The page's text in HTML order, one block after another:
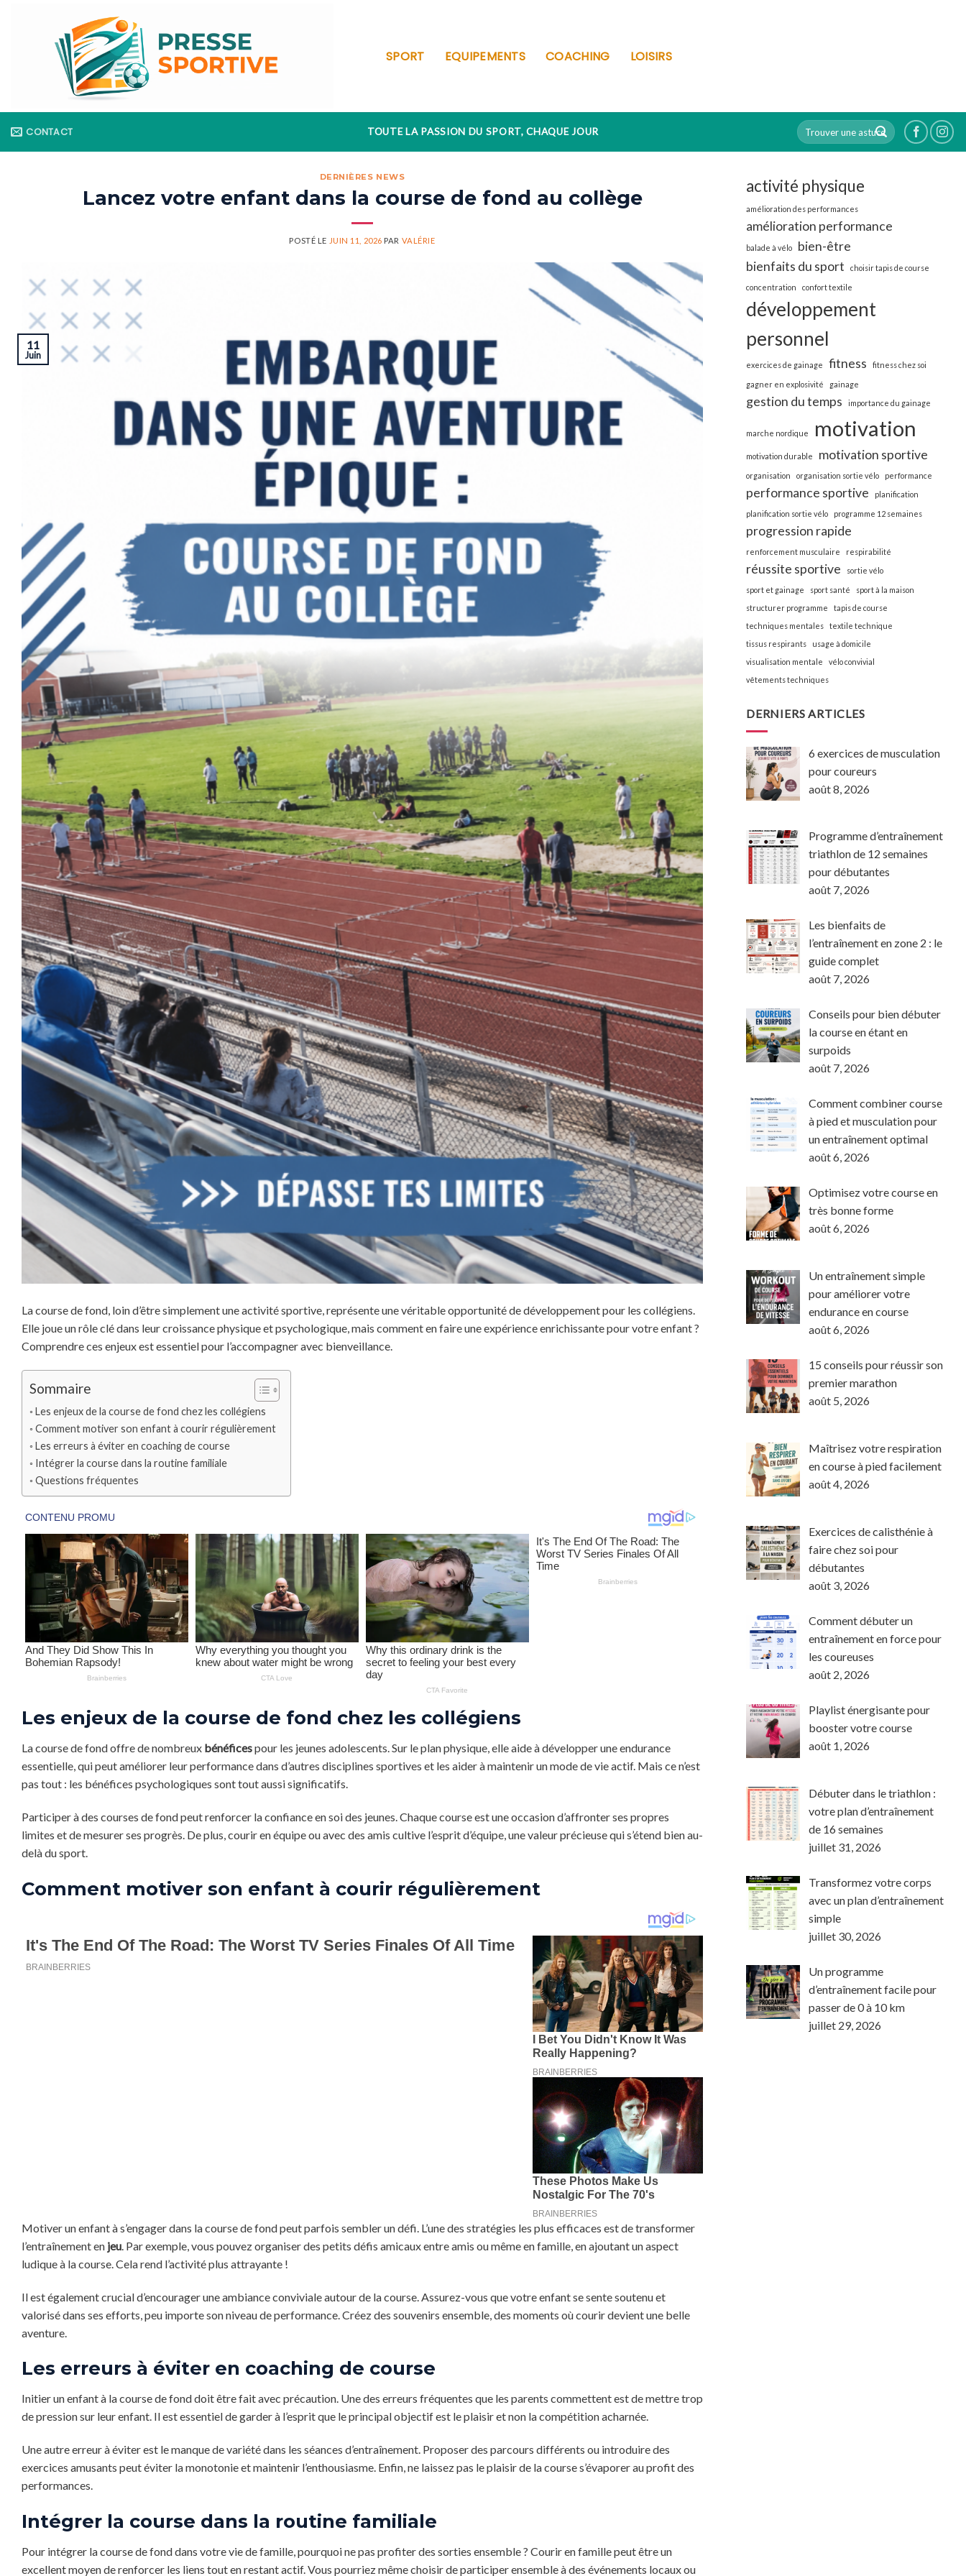
SPORT EQUIPEMENTS COACHING LOISIRS
CONTACT TOUTE LA PASSION DU SPORT, CHAQUE JOUR
DERNIÈRES NEWS
Lancez votre enfant dans la course de fond au collège
POSTÉ LE JUIN 11, 2026 PAR VALÉRIE
11
Juin
La course de fond, loin d’être simplement une activité sportive, représente une véritable opportunité de développement pour les collégiens.
Elle joue un rôle clé dans leur croissance physique et psychologique, mais comment en faire une expérience enrichissante pour votre enfant ?
Comprendre ces enjeux est essentiel pour l’accompagner avec bienveillance.
Sommaire
Les enjeux de la course de fond chez les collégiens
Comment motiver son enfant à courir régulièrement
Les erreurs à éviter en coaching de course
Intégrer la course dans la routine familiale
Questions fréquentes
Les enjeux de la course de fond chez les collégiens
La course de fond offre de nombreux bénéficespour les jeunes adolescents. Sur le plan physique, elle aide à développer une endurance
essentielle, qui peut améliorer leur performance dans d’autres disciplines sportives et les aider à maintenir un mode de vie actif. Mais ce n’est
pas tout : les bénéfices psychologiques sont tout aussi significatifs.
Participer à des courses de fond peut renforcer la confiance en soi des jeunes. Chaque course est une occasion d’affronter ses propres
limites et de mesurer ses progrès. De plus, courir en équipe ou avec des amis cultive l’esprit d’équipe, une valeur précieuse qui s’étend bien au-
delà du sport.
Comment motiver son enfant à courir régulièrement
Motiver un enfant à s’engager dans la course de fond peut parfois sembler un défi. L’une des stratégies les plus efficaces est de transformer
l’entraînement en jeu. Par exemple, vous pouvez organiser des petits défis amicaux entre amis ou même en famille, en ajoutant un aspect
ludique à la course. Cela rend l’activité plus attrayante !
Il est également crucial d’encourager une ambiance conviviale autour de la course. Assurez-vous que votre enfant se sente soutenu et
valorisé dans ses efforts, peu importe son niveau de performance. Créez des souvenirs ensemble, des moments où courir devient une belle
aventure.
Les erreurs à éviter en coaching de course
Initier un enfant à la course de fond doit être fait avec précaution. Une des erreurs fréquentes que les parents commettent est de mettre trop
de pression sur leur enfant. Il est essentiel de garder à l’esprit que le principal objectif est le plaisir et non la compétition acharnée.
Une autre erreur à éviter est le manque de variété dans les séances d’entraînement. Proposer des parcours différents ou introduire des
exercices amusants peut éviter la monotonie et maintenir l’enthousiasme. Enfin, ne laissez pas le plaisir de la course s’évaporer au profit des
performances.
Intégrer la course dans la routine familiale
Pour intégrer la course de fond dans votre vie de famille, pourquoi ne pas profiter des sorties ensemble ? Courir en famille peut être un
excellent moyen de renforcer les liens tout en restant actif. Vous pourriez même choisir de participer ensemble à des événements locaux ou
activité physique
amélioration des performances
amélioration performance
balade à vélo
bien-être
bienfaits du sport
choisir tapis de course
concentration confort textile
développement
personnel
exercices de gainage fitness fitness chez soi
gagner en explosivité gainage
gestion du temps importance du gainage
marche nordique motivation
motivation durable motivation sportive
organisation organisation sortie vélo performance
performance sportive planification
planification sortie vélo programme 12 semaines
progression rapide
renforcement musculaire respirabilité
réussite sportive sortie vélo
sport et gainage sport santé
sport à la maison
structurer programme
tapis de course
techniques mentales
textile technique
tissus respirants
usage à domicile
visualisation mentale
vélo convivial
vêtements techniques
DERNIERS ARTICLES
6 exercices de musculation
pour coureurs
août 8, 2026
Programme d’entraînement
triathlon de 12 semaines
pour débutantes
août 7, 2026
Les bienfaits de
l’entraînement en zone 2 : le
guide complet
août 7, 2026
Conseils pour bien débuter
la course en étant en
surpoids
août 7, 2026
Comment combiner course
à pied et musculation pour
un entraînement optimal
août 6, 2026
Optimisez votre course en
très bonne forme
août 6, 2026
Un entraînement simple
pour améliorer votre
endurance en course
août 6, 2026
15 conseils pour réussir son
premier marathon
août 5, 2026
Maîtrisez votre respiration
en course à pied facilement
août 4, 2026
Exercices de calisthénie à
faire chez soi pour
débutantes
août 3, 2026
Comment débuter un
entraînement en force pour
les coureuses
août 2, 2026
Playlist énergisante pour
booster votre course
août 1, 2026
Débuter dans le triathlon :
votre plan d’entraînement
de 16 semaines
juillet 31, 2026
Transformez votre corps
avec un plan d’entraînement
simple
juillet 30, 2026
Un programme
d’entraînement facile pour
passer de 0 à 10 km
juillet 29, 2026